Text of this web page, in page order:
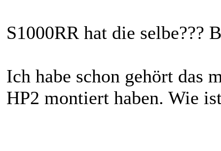
S1000RR hat die selbe???
Ich habe schon gehört das
HP2 montiert haben. Wie